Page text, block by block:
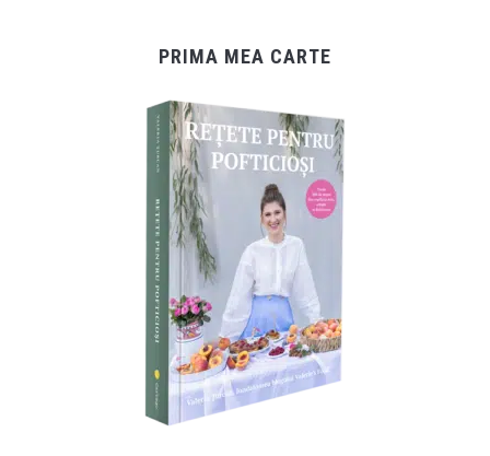
PRIMA MEA CARTE